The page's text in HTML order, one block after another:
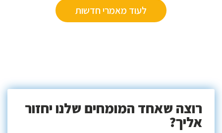
לעוד מאמרי חדשות
רוצה שאחד המומחים שלנו יחזור
אליך?